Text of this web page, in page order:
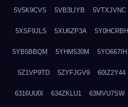
5V5K9CVS 5VB3LIYB 5VTXJVNC
5XSF9JLS 5XU6ZP3A 5Y0HCRBH
5YB5BBQM 5YHM530M 5YO667IH
5Z1VP9TD 5ZYFJGV9 60IZ2Y44
6316UU0I 634ZKLU1 63MVU7SW